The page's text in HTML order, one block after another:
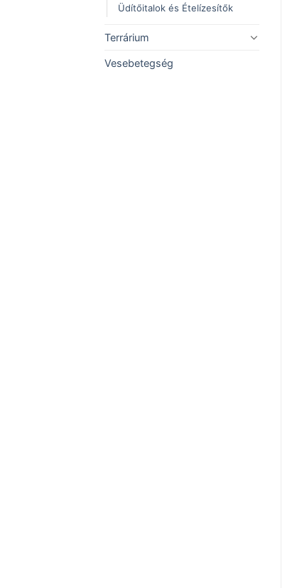
Üdítőitalok és Ételízesítők
Terrárium
Vesebetegség